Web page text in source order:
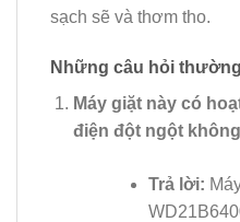
sạch sẽ và thơm tho.
Những câu hỏi
Máy giặt này có
điện đột ngột
Trả lời: